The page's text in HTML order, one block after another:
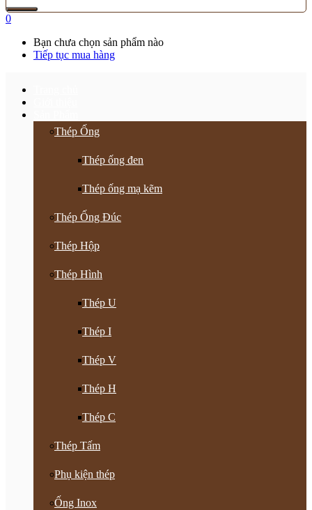
0
Bạn chưa chọn sản phẩm nào
Tiếp tục mua hàng
Thép Ống
Thép ống đen
Thép ống mạ kẽm
Thép Ống Đúc
Thép Hộp
Thép Hình
Thép U
Thép I
Thép V
Thép H
Thép C
Thép Tấm
Phụ kiện thép
Ống Inox